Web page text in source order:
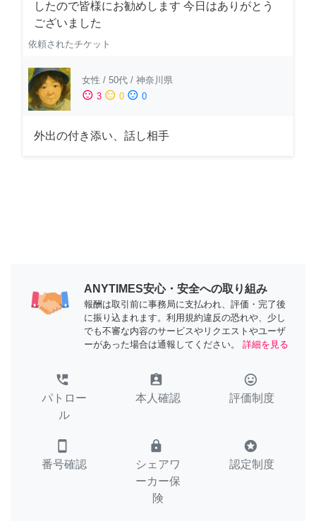
したので皆様にお勧めします 今日はありがとう
ございました
依頼されたチケット
女性 / 50代 / 神奈川県
sentiment_satisfied 3 sentiment_neutral 0 sentiment_dissatisfied 0
外出の付き添い、話し相手
ANYTIMES安心・安全への取り組み
報酬は取引前に事務局に支払われ、評価・完了後
に振り込まれます。利用規約違反の恐れや、少し
でも不審な内容のサービスやリクエストやユーザ
ーがあった場合は通報してください。
詳細を見る
perm_phone_msg
パトロー
ル
assignment_ind
本人確認
tag_faces
評価制度
smartphone
番号確認
lock
シェアワ
ーカー保
険
stars
認定制度